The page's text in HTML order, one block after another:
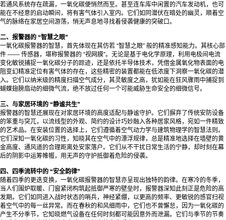
若通风系统存在疏漏，一氧化碳便悄然而至。甚至连车库中闲置的汽车发动机，也可
能在不经意的启动瞬间，将有害气体引入室内。它们如同潜伏在暗处的幽灵，顺着空
气的脉络在家居空间游荡，悄无声息地寻找着侵袭健康的突破口。
二、报警器的 “智慧之眼”
一氧化碳报警器的智慧，首先体现在其仿若 “智慧之眼” 般的精准感知能力。其核心部
件 —— 传感器，堪称报警器的 “视网膜”。无论是基于电化学原理，利用电极间电流
变化敏锐捕捉一氧化碳分子的踪迹，还是依托半导体技术，凭借金属氧化物表面的电
阻变幻精准定位有害气体的存在，这些精密的装置都能在低浓度下洞察一氧化碳的潜
入。它们以纳米级的精度扫描空气成分，其灵敏度之高，犹如能在狂风骤雨中捕捉到
蝴蝶翅膀扇动的细微气流，绝不放过任何一个可能威胁生命安全的细微信号。
三、与家居环境的 “静谧共生”
报警器的智慧还展现在对家居环境的高度适配与静谧守护。它们摒弃了传统安防设备
的笨重与突兀，以流线型的外观、简约的设计巧妙融入各种居家风格，宛如一件精致
的艺术品。在安装位置的选择上，它们遵循着空气动力学与建筑物理学的智慧法则。
它们深知一氧化碳的习性，知晓其在空气中的漂浮规律，总是精准地选择在墙壁的黄
金高度、通风道的合理距离处安家落户。它们从不干扰日常生活的宁静，却时刻在幕
后的阴影中运筹帷幄，用无声的守护抵御着危险的侵袭。
四、四季流转中的 “安全韵律”
随着四季的更迭变换，一氧化碳报警器的智慧亦呈现出独特的韵律。在寒冷的冬季，
当人们围炉取暖、门窗紧闭构筑起抵御严寒的壁垒时，报警器深知此刻正是危险的高
发期。它们如同进入战时状态的哨兵，神经紧绷，以更高的频率、更敏锐的感官扫视
着空气中的每一丝异常。而在春秋的和风细雨中，它们也不曾懈怠，因为一氧化碳的
产生不分季节，它知晓燃气设备在任何时刻都可能因意外而泄漏。它们与季节的节奏